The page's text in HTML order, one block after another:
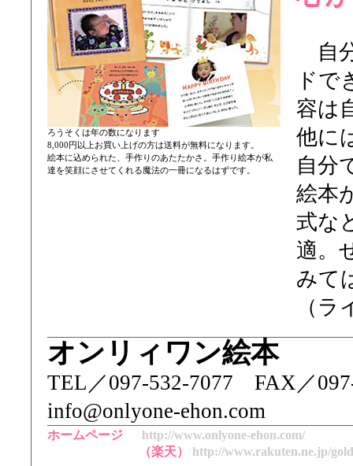
ろうそくは年の数になります
8,000円以上お買い上げの方は送料が無料になります。
絵本に込められた、手作りのあたたかさ。手作り絵本が私
達を笑顔にさせてくれる魔法の一冊になるはずです。
自
ドで
容は
他に
自分
絵本
式な
適。
みて
（
オンリィワン絵本
TEL／ 097-532-7077 FAX／
info@onlyone-ehon.com
ホームページ
http://www.onlyone-ehon.com/
（楽天） http://www.rakuten.ne.jp/